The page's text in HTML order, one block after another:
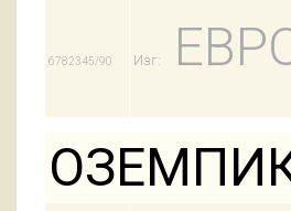
6782345/90 Изг: